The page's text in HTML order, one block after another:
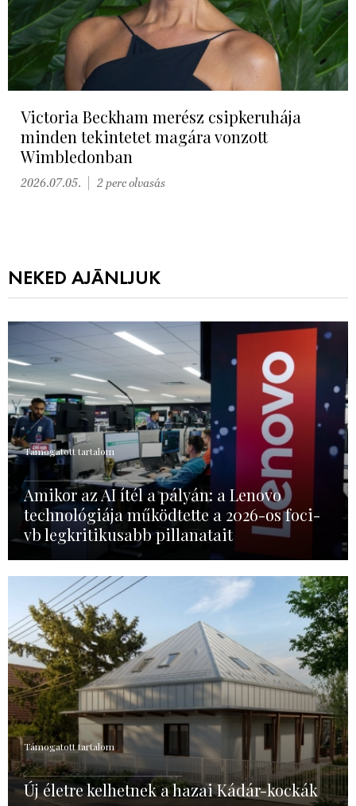
Victoria Beckham merész csipkeruhája
minden tekintetet magára vonzott
Wimbledonban
2026.07.05. 2 perc olvasás
NEKED AJÁNLJUK
Támogatott tartalom
Amikor az AI ítél a pályán: a Lenovo
technológiája működtette a 2026-os foci-
vb legkritikusabb pillanatait
Támogatott tartalom
Új életre kelhetnek a hazai Kádár-kockák